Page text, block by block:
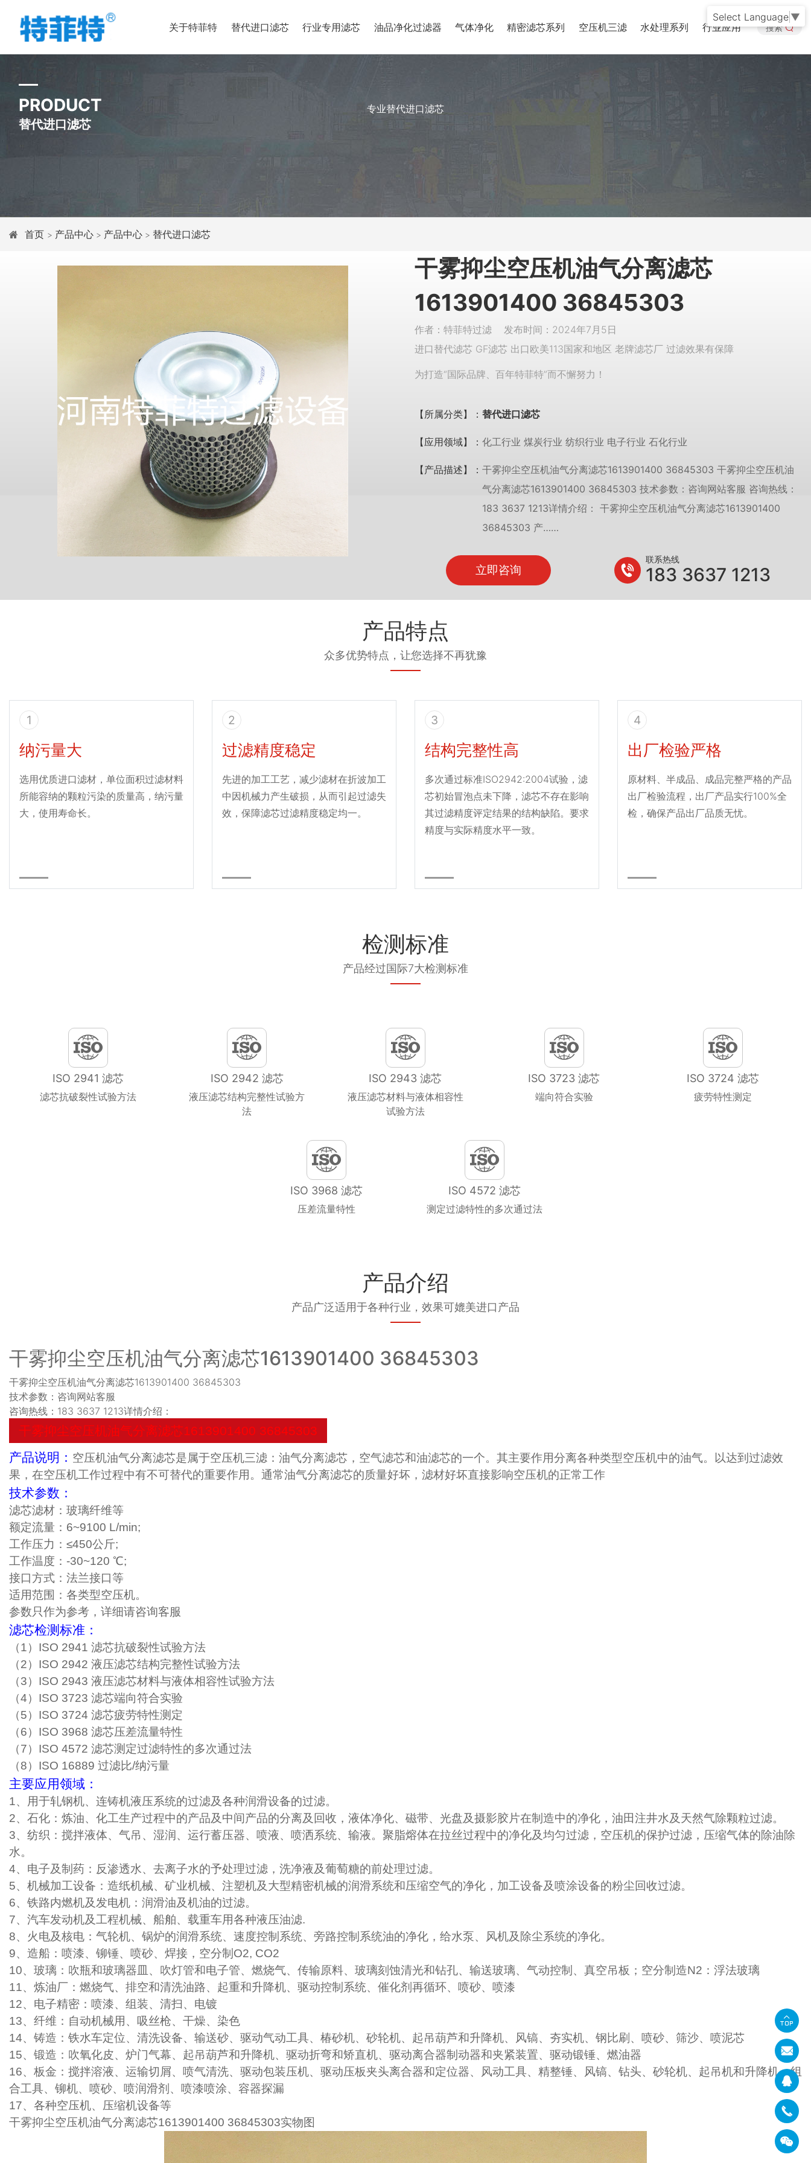
关于特菲特 替代进口滤芯 行业专用滤芯 油品净化过滤器 气体净化 精密滤芯系列 空压机三滤 水处理系列 行业应用 搜索
PRODUCT
替代进口滤芯
专业替代进口滤芯
首页 > 产品中心 > 产品中心 > 替代进口滤芯
干雾抑尘空压机油气分离滤芯
1613901400 36845303
作者：特菲特过滤 发布时间：2024年7月5日
进口替代滤芯 GF滤芯 出口欧美113国家和地区 老牌滤芯厂 过滤效果有保障
为打造“国际品牌、百年特菲特”而不懈努力！
【所属分类】： 替代进口滤芯
【应用领域】： 化工行业 煤炭行业 纺织行业 电子行业 石化行业
【产品描述】： 干雾抑尘空压机油气分离滤芯1613901400 36845303 干雾抑尘空压机油
气分离滤芯1613901400 36845303 技术参数：咨询网站客服 咨询热线：
183 3637 1213详情介绍： 干雾抑尘空压机油气分离滤芯1613901400
36845303 产……
立即咨询
联系热线
183 3637 1213
产品特点
众多优势特点，让您选择不再犹豫
1
纳污量大
选用优质进口滤材，单位面积过滤材料
所能容纳的颗粒污染的质量高，纳污量
大，使用寿命长。
2
过滤精度稳定
先进的加工工艺，减少滤材在折波加工
中因机械力产生破损，从而引起过滤失
效，保障滤芯过滤精度稳定均一。
3
结构完整性高
多次通过标准ISO2942:2004试验，滤
芯初始冒泡点未下降，滤芯不存在影响
其过滤精度评定结果的结构缺陷。要求
精度与实际精度水平一致。
4
出厂检验严格
原材料、半成品、成品完整严格的产品
出厂检验流程，出厂产品实行100%全
检，确保产品出厂品质无忧。
检测标准
产品经过国际7大检测标准
ISO 2941 滤芯
滤芯抗破裂性试验方法
ISO 2942 滤芯
液压滤芯结构完整性试验方
法
ISO 2943 滤芯
液压滤芯材料与液体相容性
试验方法
ISO 3723 滤芯
端向符合实验
ISO 3724 滤芯
疲劳特性测定
ISO 3968 滤芯
压差流量特性
ISO 4572 滤芯
测定过滤特性的多次通过法
产品介绍
产品广泛适用于各种行业，效果可媲美进口产品
干雾抑尘空压机油气分离滤芯1613901400 36845303
干雾抑尘空压机油气分离滤芯1613901400 36845303
技术参数：咨询网站客服
咨询热线：183 3637 1213详情介绍：
干雾抑尘空压机油气分离滤芯1613901400 36845303
产品说明： 空压机油气分离滤芯是属于空压机三滤：油气分离滤芯，空气滤芯和油滤芯的一个。其主要作用分离各种类型空压机中的油气。以达到过滤效
果，在空压机工作过程中有不可替代的重要作用。通常油气分离滤芯的质量好坏，滤材好坏直接影响空压机的正常工作
技术参数：
滤芯滤材：玻璃纤维等
额定流量：6~9100 L/min;
工作压力：≤450公斤;
工作温度：-30~120 ℃;
接口方式：法兰接口等
适用范围：各类型空压机。
参数只作为参考，详细请咨询客服
滤芯检测标准：
（1）ISO 2941 滤芯抗破裂性试验方法
（2）ISO 2942 液压滤芯结构完整性试验方法
（3）ISO 2943 液压滤芯材料与液体相容性试验方法
（4）ISO 3723 滤芯端向符合实验
（5）ISO 3724 滤芯疲劳特性测定
（6）ISO 3968 滤芯压差流量特性
（7）ISO 4572 滤芯测定过滤特性的多次通过法
（8）ISO 16889 过滤比/纳污量
主要应用领域：
1、用于轧钢机、连铸机液压系统的过滤及各种润滑设备的过滤。
2、石化：炼油、化工生产过程中的产品及中间产品的分离及回收，液体净化、磁带、光盘及摄影胶片在制造中的净化，油田注井水及天然气除颗粒过滤。
3、纺织：搅拌液体、气吊、湿润、运行蓄压器、喷液、喷洒系统、输液。聚脂熔体在拉丝过程中的净化及均匀过滤，空压机的保护过滤，压缩气体的除油除
水。
4、电子及制药：反渗透水、去离子水的予处理过滤，洗净液及葡萄糖的前处理过滤。
5、机械加工设备：造纸机械、矿业机械、注塑机及大型精密机械的润滑系统和压缩空气的净化，加工设备及喷涂设备的粉尘回收过滤。
6、铁路内燃机及发电机：润滑油及机油的过滤。
7、汽车发动机及工程机械、船舶、载重车用各种液压油滤.
8、火电及核电：气轮机、锅炉的润滑系统、速度控制系统、旁路控制系统油的净化，给水泵、风机及除尘系统的净化。
9、造船：喷漆、铆锤、喷砂、焊接，空分制O2, CO2
10、玻璃：吹瓶和玻璃器皿、吹灯管和电子管、燃烧气、传输原料、玻璃刻蚀清光和钻孔、输送玻璃、气动控制、真空吊板；空分制造N2：浮法玻璃
11、炼油厂：燃烧气、排空和清洗油路、起重和升降机、驱动控制系统、催化剂再循环、喷砂、喷漆
12、电子精密：喷漆、组装、清扫、电镀
13、纤维：自动机械用、吸丝枪、干燥、染色
14、铸造：铁水车定位、清洗设备、输送砂、驱动气动工具、椿砂机、砂轮机、起吊葫芦和升降机、风镐、夯实机、钢比刷、喷砂、筛沙、喷泥芯
15、锻造：吹氧化皮、炉门气幕、起吊葫芦和升降机、驱动折弯和矫直机、驱动离合器制动器和夹紧装置、驱动锻锤、燃油器
16、板金：搅拌溶液、运输切屑、喷气清洗、驱动包装压机、驱动压板夹头离合器和定位器、风动工具、精整锤、风镐、钻头、砂轮机、起吊机和升降机、组
合工具、铆机、喷砂、喷润滑剂、喷漆喷涂、容器探漏
17、各种空压机、压缩机设备等
干雾抑尘空压机油气分离滤芯1613901400 36845303实物图
Select Language ▼